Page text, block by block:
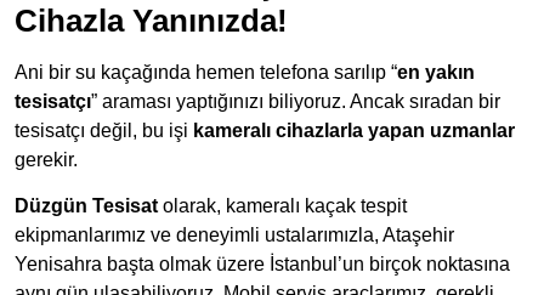
Cihazla Yanınızda!
Ani bir su kaçağında hemen telefona sarılıp “en yakın
tesisatçı” araması yaptığınızı biliyoruz. Ancak sıradan bir
tesisatçı değil, bu işi kameralı cihazlarla yapan uzmanlar
gerekir.
Düzgün Tesisat olarak, kameralı kaçak tespit
ekipmanlarımız ve deneyimli ustalarımızla, Ataşehir
Yenisahra başta olmak üzere İstanbul’un birçok noktasına